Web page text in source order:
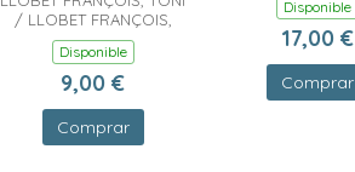
/ LLOBET FRANÇOIS,
TONI
Disponible
9,00 €
Comprar
Disponible
17,00 €
Comprar